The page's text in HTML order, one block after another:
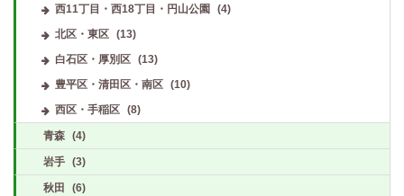
西11丁目・西18丁目・円山公園
(4)
北区・東区
(13)
白石区・厚別区
(13)
豊平区・清田区・南区
(10)
西区・手稲区
(8)
青森 (4)
岩手 (3)
秋田 (6)